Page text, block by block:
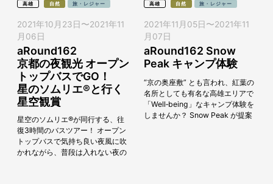
高雄 自然 旅・レジャー
2021年10月23日 〜2021年11
月06日
aRound162
京都の夜観光 オープン
トップバスでGO！
星のソムリエ®と行く
星空観賞
星空のソムリエ®が同行する、往
復3時間のバスツアー！ オープン
トップバスで気持ち良い夜風に吹
かれながら、普段は入れない夜の
高雄 自然 旅・レジャー
2021年11月05日 〜2021年11
月07日
aRound162 Snow
Peak キャンプ体験
“京の奥座敷” とも言われ、紅葉の
名所としても有名な高雄エリアで
「Well‐being」なキャンプ体験を
しませんか？ Snow Peak が提案